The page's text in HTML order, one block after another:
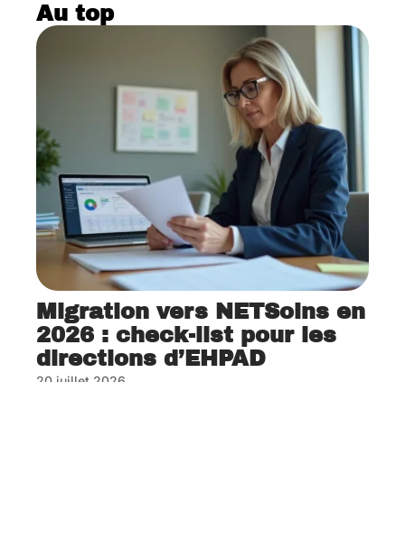
Au top
Migration vers NETSoins en
2026 : check-list pour les
directions d’EHPAD
20 juillet 2026